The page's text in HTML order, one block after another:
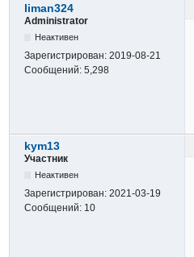
liman324
Administrator
Неактивен
Зарегистрирован: 2019-08-21
Сообщений: 5,298
kym13
Участник
Неактивен
Зарегистрирован: 2021-03-19
Сообщений: 10